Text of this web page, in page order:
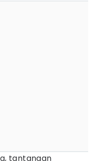
tantangan